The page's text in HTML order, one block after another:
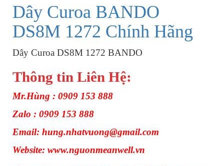
Dây Curoa BANDO
DS8M 1272 Chính Hãng
Dây Curoa DS8M 1272 BANDO
Thông tin Liên Hệ:
Mr.Hùng : 0909 153 888
Zalo : 0909 153 888
Email: hung.nhatvuong@gmail.com
Website: www.nguonmeanwell.vn